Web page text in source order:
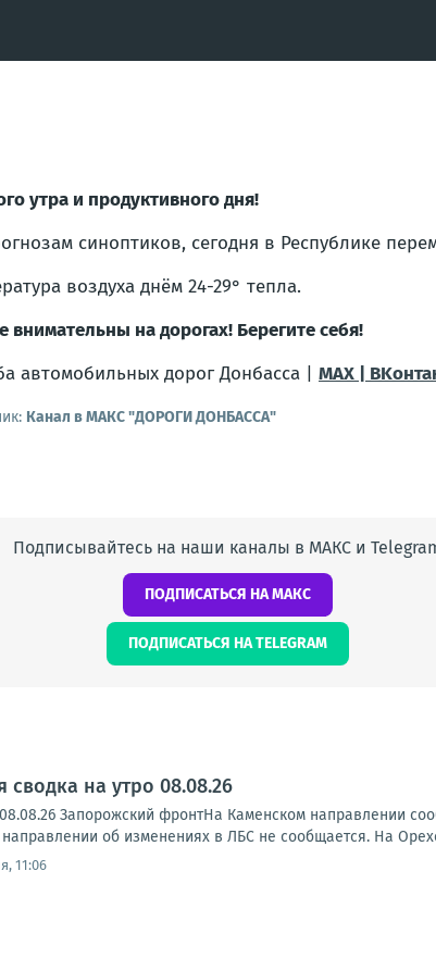
утра и продуктивного дня!
синоптиков, сегодня в Республике
воздуха днём 24-29° тепла.
внимательны на дорогах! Берегите себя!
автомобильных дорог Донбасса | MAX |
Канал в МАКС "ДОРОГИ ДОНБАССА"
Подписывайтесь на наши каналы в МАКС и
ПОДПИСАТЬСЯ НА МАКС
ПОДПИСАТЬСЯ НА TELEGRAM
сводка на утро 08.08.26
Запорожский фронтНа Каменском направлении
направлении об изменениях в ЛБС не сообщается. На
11:06